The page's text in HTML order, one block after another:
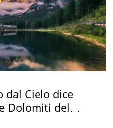
dal Cielo dice
Dolomiti del